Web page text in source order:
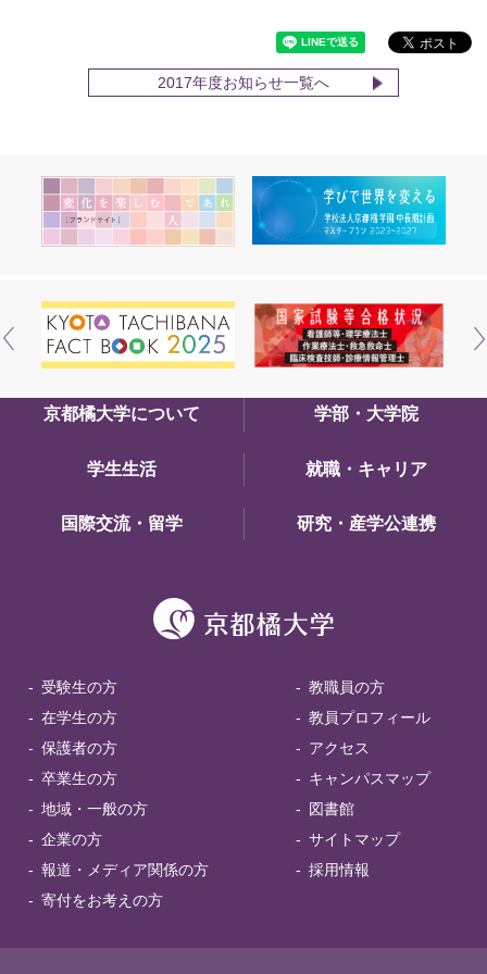
2017年度お知らせ一覧へ
京都橘大学について 学部・大学院
学生生活 就職・キャリア
国際交流・留学 研究・産学公連携
受験生の方
在学生の方
保護者の方
卒業生の方
地域・一般の方
企業の方
報道・メディア関係の方
寄付をお考えの方
教職員の方
教員プロフィール
アクセス
キャンパスマップ
図書館
サイトマップ
採用情報